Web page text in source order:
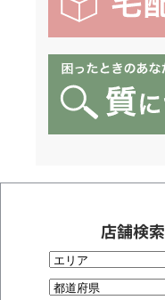
店舗検索